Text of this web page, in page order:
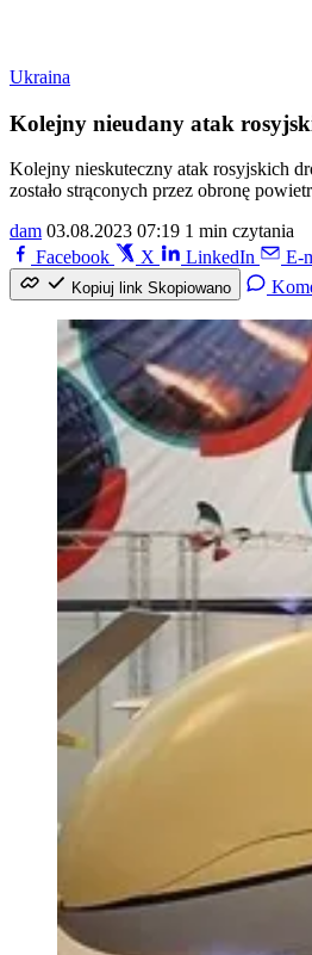
Ukraina
Kolejny nieudany atak
Kolejny nieskuteczny atak rosyjskich
zostało strąconych przez obronę
dam 03.08.2023 07:19 1 min czytania
Facebook
X LinkedIn E-
Kopiuj link Skopiowano